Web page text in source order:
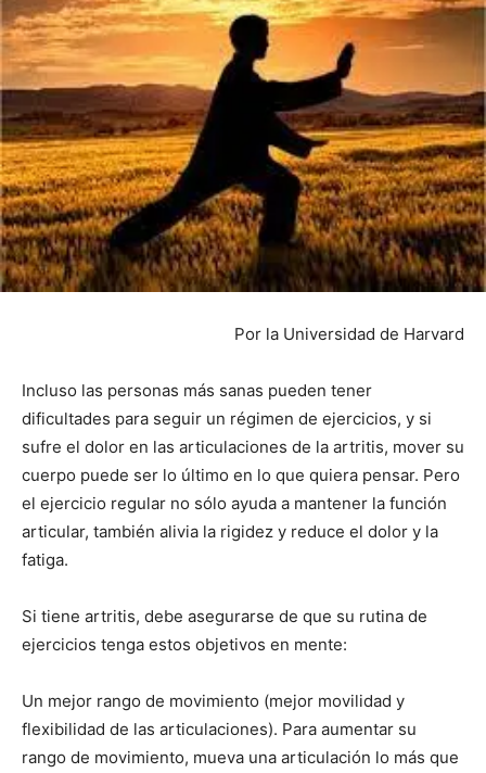
Por la Universidad de Harvard
Incluso las personas más sanas pueden tener
dificultades para seguir un régimen de ejercicios, y si
sufre el dolor en las articulaciones de la artritis, mover su
cuerpo puede ser lo último en lo que quiera pensar. Pero
el ejercicio regular no sólo ayuda a mantener la función
articular, también alivia la rigidez y reduce el dolor y la
fatiga.
Si tiene artritis, debe asegurarse de que su rutina de
ejercicios tenga estos objetivos en mente:
Un mejor rango de movimiento (mejor movilidad y
flexibilidad de las articulaciones). Para aumentar su
rango de movimiento, mueva una articulación lo más que